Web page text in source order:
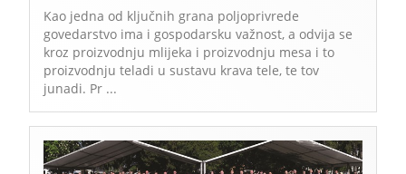
Kao jedna od ključnih grana poljoprivrede
govedarstvo ima i gospodarsku važnost, a odvija se
kroz proizvodnju mlijeka i proizvodnju mesa i to
proizvodnju teladi u sustavu krava tele, te tov
junadi. Pr ...